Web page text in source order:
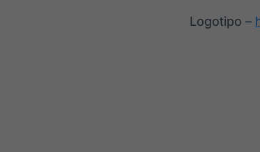
Logotipo –